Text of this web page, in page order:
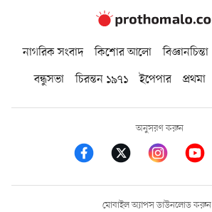
নাগরিক সংবাদ কিশোর আলো বিজ্ঞানচিন্তা
বন্ধুসভা
চিরন্তন ১৯৭১ ইপেপার প্রথমা
অনুসরণ করুন
মোবাইল অ্যাপস ডাউনলোড করুন